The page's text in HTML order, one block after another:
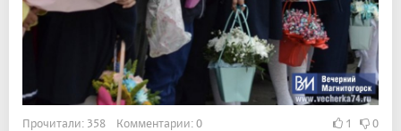
Прочитали: 358 Комментарии: 0 1 0